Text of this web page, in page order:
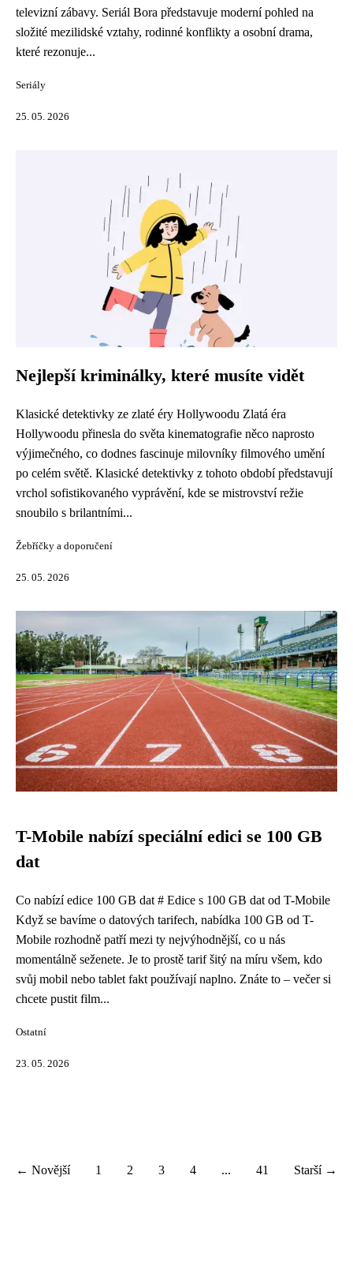
televizní zábavy. Seriál Bora představuje moderní pohled na
složité mezilidské vztahy, rodinné konflikty a osobní drama,
které rezonuje...
Seriály
25. 05. 2026
Nejlepší kriminálky, které musíte vidět
Klasické detektivky ze zlaté éry Hollywoodu Zlatá éra
Hollywoodu přinesla do světa kinematografie něco naprosto
výjimečného, co dodnes fascinuje milovníky filmového umění
po celém světě. Klasické detektivky z tohoto období představují
vrchol sofistikovaného vyprávění, kde se mistrovství režie
snoubilo s brilantními...
Žebříčky a doporučení
25. 05. 2026
T-Mobile nabízí speciální edici se 100 GB
dat
Co nabízí edice 100 GB dat # Edice s 100 GB dat od T-Mobile
Když se bavíme o datových tarifech, nabídka 100 GB od T-
Mobile rozhodně patří mezi ty nejvýhodnější, co u nás
momentálně seženete. Je to prostě tarif šitý na míru všem, kdo
svůj mobil nebo tablet fakt používají naplno. Znáte to – večer si
chcete pustit film...
Ostatní
23. 05. 2026
← Novější 1 2 3 4 ... 41 Starší →